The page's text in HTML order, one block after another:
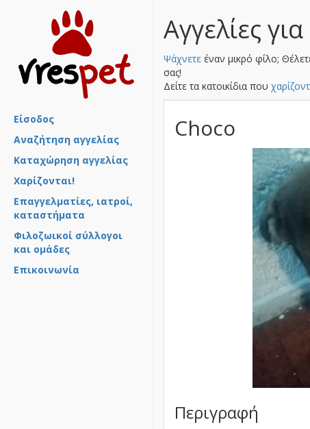
Είσοδος
Αναζήτηση αγγελίας
Καταχώρηση αγγελίας
Χαρίζονται!
Επαγγελματίες, ιατροί,
καταστήματα
Φιλοζωικοί σύλλογοι
και ομάδες
Επικοινωνία
Αγγελίες
Ψάχνετε έναν μικρό φίλο;
σας!
Δείτε τα κατοικίδια που
Choco
Περιγραφή